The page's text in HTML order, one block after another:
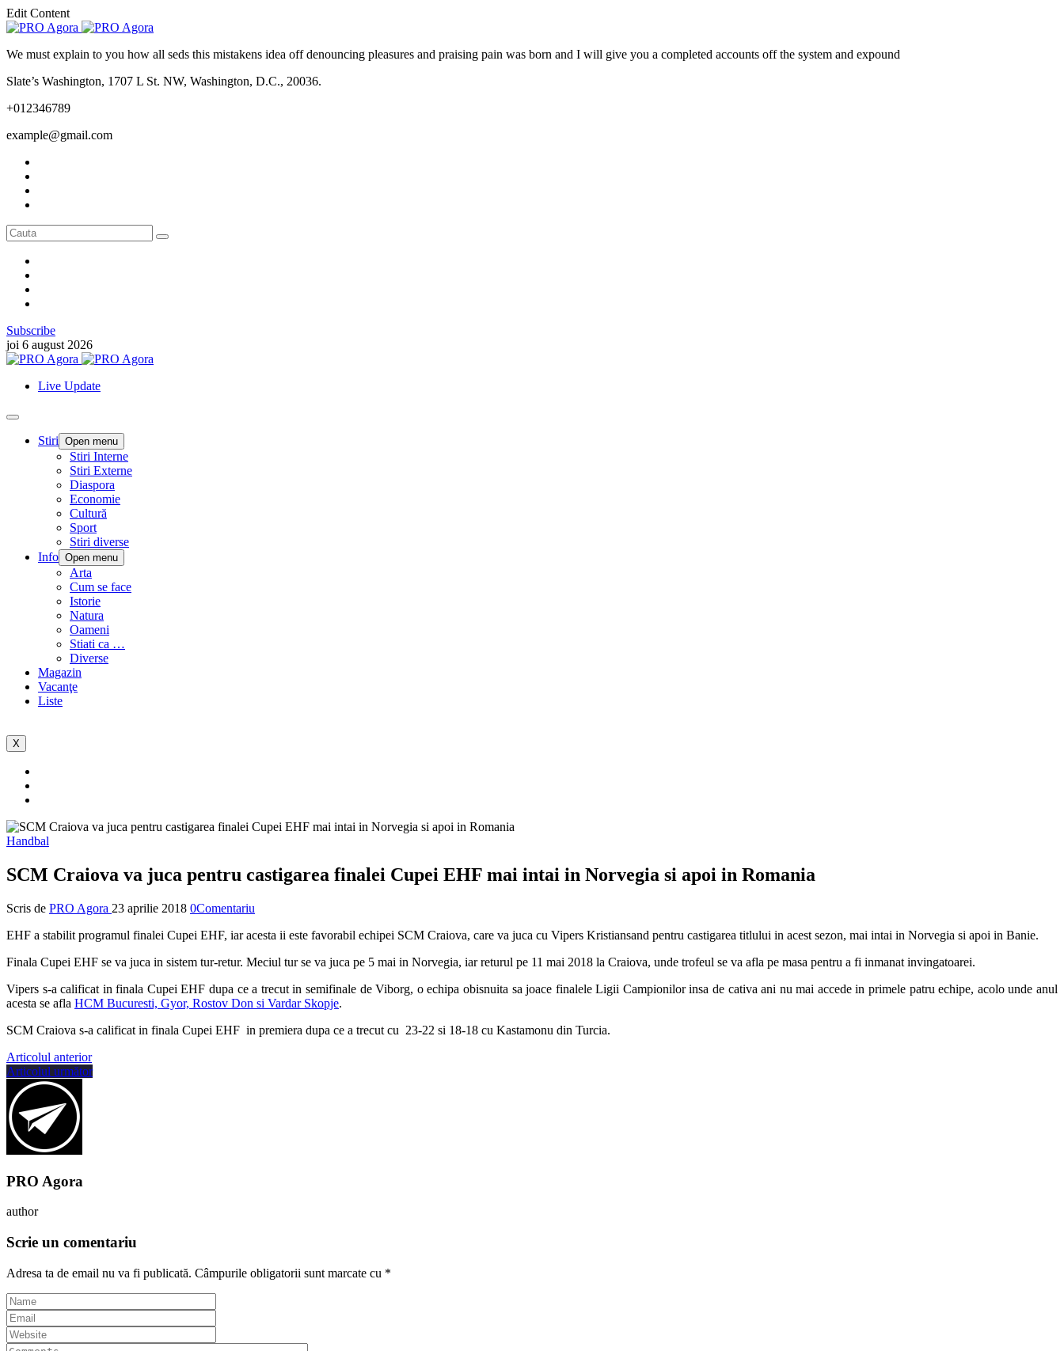
Edit Content
We must explain to you how all seds this mistakens idea off denouncing pleasures and praising pain was born and I will give you a completed accounts off the system and expound
Slate’s Washington, 1707 L St. NW, Washington, D.C., 20036.
+012346789
example@gmail.com
Subscribe
joi 6 august 2026
Live Update
Stiri Open menu
Stiri Interne
Stiri Externe
Diaspora
Economie
Cultură
Sport
Stiri diverse
Info Open menu
Arta
Cum se face
Istorie
Natura
Oameni
Stiati ca …
Diverse
Magazin
Vacanţe
Liste
X
Handbal
SCM Craiova va juca pentru castigarea finalei Cupei EHF mai intai in Norvegia si apoi in Romania
Scris de PRO Agora 23 aprilie 2018 0Comentariu
EHF a stabilit programul finalei Cupei EHF, iar acesta ii este favorabil echipei SCM Craiova, care va juca cu Vipers Kristiansand pentru castigarea titlului in acest sezon, mai intai in Norvegia si apoi in Banie.
Finala Cupei EHF se va juca in sistem tur-retur. Meciul tur se va juca pe 5 mai in Norvegia, iar returul pe 11 mai 2018 la Craiova, unde trofeul se va afla pe masa pentru a fi inmanat invingatoarei.
Vipers s-a calificat in finala Cupei EHF dupa ce a trecut in semifinale de Viborg, o echipa obisnuita sa joace finalele Ligii Campionilor insa de cativa ani nu mai accede in primele patru echipe, acolo unde anul
acesta se afla HCM Bucuresti, Gyor, Rostov Don si Vardar Skopje.
SCM Craiova s-a calificat in finala Cupei EHF in premiera dupa ce a trecut cu 23-22 si 18-18 cu Kastamonu din Turcia.
Articolul anterior
Articolul următor
PRO Agora
author
Scrie un comentariu
Adresa ta de email nu va fi publicată. Câmpurile obligatorii sunt marcate cu *